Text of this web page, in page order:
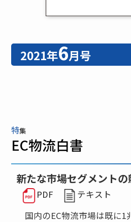
2021年6月号
特集
EC物流白書
新たな市場セグメント
PDF
テキスト
国内のEC物流市場は既に1